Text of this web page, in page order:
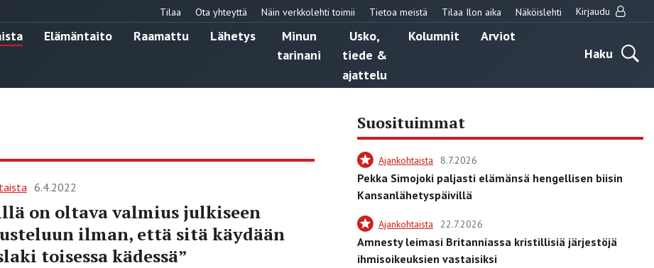
Tilaa Ota yhteyttä Näin verkkolehti toimii Tietoa meistä Tilaa Ilon aika Näköislehti Kirjaudu
Elämäntaito Raamattu Lähetys
Minun
tarinani
Usko,
tiede &
ajattelu
Kolumnit
Arviot
Haku
6.4.2022
on oltava valmius julkiseen
ilman, että sitä käydään
toisessa kädessä”
Suosituimmat
Ajankohtaista 8.7.2026
Pekka Simojoki paljasti elämänsä hengellisen biisin
Kansanlähetyspäivillä
Ajankohtaista 22.7.2026
Amnesty leimasi Britanniassa kristillisiä järjestöjä
ihmisoikeuksien vastaisiksi